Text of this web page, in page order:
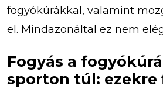
fogyókúrákkal, valamint
el. Mindazonáltal ez nem
Fogyás a
sporton túl: ezekre